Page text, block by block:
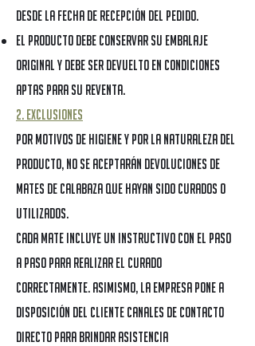
desde la fecha de recepción del pedido.
El producto debe conservar su embalaje
original y debe ser devuelto en condiciones
aptas para su reventa.
2. Exclusiones
Por motivos de higiene y por la naturaleza del
producto, no se aceptarán devoluciones de
mates de calabaza que hayan sido curados o
utilizados.
Cada mate incluye un instructivo con el paso
a paso para realizar el curado
correctamente. Asimismo, la Empresa pone a
disposición del cliente canales de contacto
directo para brindar asistencia